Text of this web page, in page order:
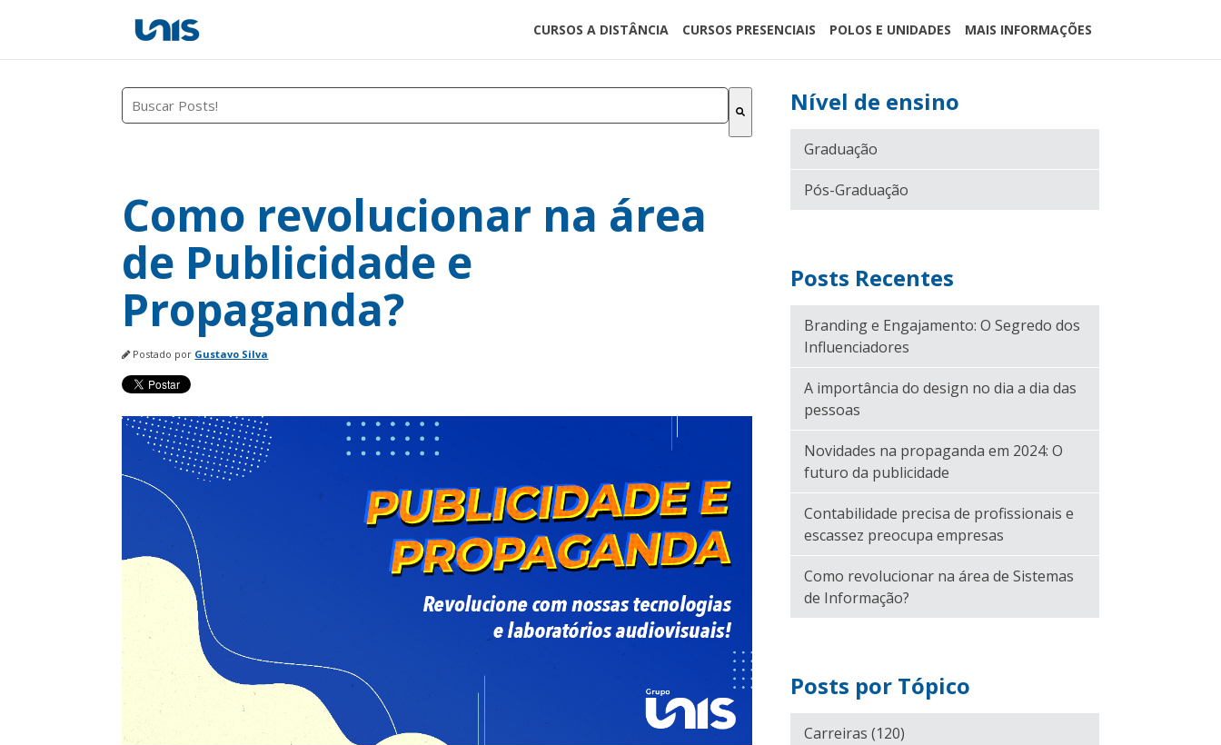
CURSOS A DISTÂNCIA CURSOS PRESENCIAIS POLOS E UNIDADES MAIS INFORMAÇÕES
Este é um campo de pesquisa com recurso de sugestão automática incluído.
Como revolucionar na área
de Publicidade e
Propaganda?
Postado por Gustavo Silva
Nível de ensino
Graduação
Pós-Graduação
Posts Recentes
Branding e Engajamento: O Segredo dos
Influenciadores
A importância do design no dia a dia das
pessoas
Novidades na propaganda em 2024: O
futuro da publicidade
Contabilidade precisa de profissionais e
escassez preocupa empresas
Como revolucionar na área de Sistemas
de Informação?
Posts por Tópico
Carreiras (120)